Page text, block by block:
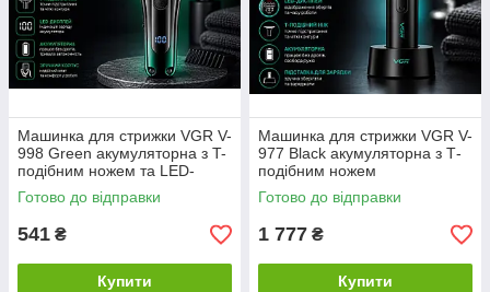
Машинка для стрижки VGR V-
998 Green акумуляторна з T-
подібним ножем та LED-
дисплеєм
Готово до відправки
541 ₴
Купити
Машинка для стрижки VGR V-
977 Black акумуляторна з Т-
подібним ножем
Готово до відправки
1 777 ₴
Купити